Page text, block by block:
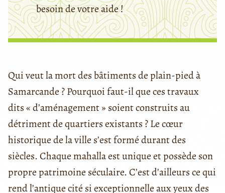
besoin de votre aide !
Qui veut la mort des bâtiments de plain-pied à
Samarcande ? Pourquoi faut-il que ces travaux
dits « d’aménagement » soient construits au
détriment de quartiers existants ? Le cœur
historique de la ville s’est formé durant des
siècles. Chaque mahalla est unique et possède son
propre patrimoine séculaire. C’est d’ailleurs ce qui
rend l’antique cité si exceptionnelle aux yeux des